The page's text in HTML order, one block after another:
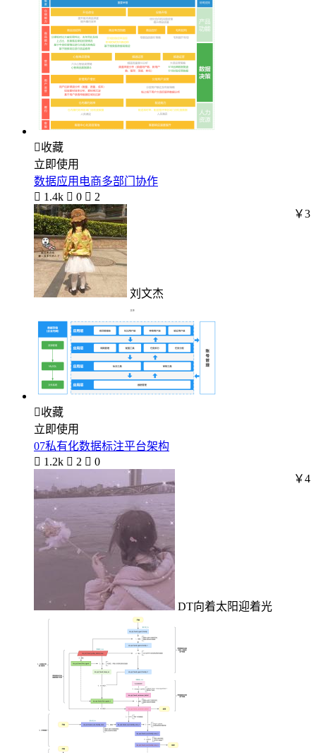
收藏
立即使用
数据应用电商多部门协作
 1.4k  0  2
刘文杰
￥3
收藏
立即使用
07私有化数据标注平台架构
 1.2k  2  0
DT向着太阳迎着光
￥4